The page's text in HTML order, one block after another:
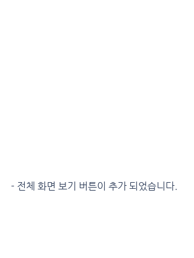
- 전체 화면 보기 버튼이 추가 되었습니다.